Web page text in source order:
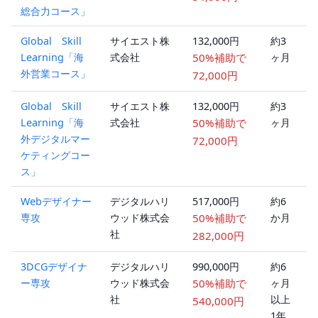
総合力コース」
Global Skill
Learning「海
外営業コース」
サイエスト株
式会社
132,000円
50%補助で
72,000円
約3
ヶ月
Global Skill
Learning「海
外デジタルマー
ケティングコー
ス」
サイエスト株
式会社
132,000円
50%補助で
72,000円
約3
ヶ月
Webデザイナー
専攻
デジタルハリ
ウッド株式会
社
517,000円
50%補助で
282,000円
約6
か月
3DCGデザイナ
ー専攻
デジタルハリ
ウッド株式会
社
990,000円
50%補助で
540,000円
約6
ヶ月
以上